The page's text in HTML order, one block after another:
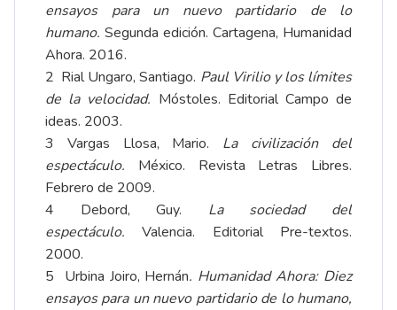
ensayos para un nuevo partidario de lo
humano. Segunda edición. Cartagena, Humanidad
Ahora. 2016.
2 Rial Ungaro, Santiago. Paul Virilio y los límites
de la velocidad. Móstoles. Editorial Campo de
ideas. 2003.
3 Vargas Llosa, Mario. La civilización del
espectáculo. México. Revista Letras Libres.
Febrero de 2009.
4 Debord, Guy. La sociedad del
espectáculo.Valencia. Editorial Pre-textos.
2000.
5 Urbina Joiro, Hernán. Humanidad Ahora: Diez
ensayos para un nuevo partidario de lo humano,